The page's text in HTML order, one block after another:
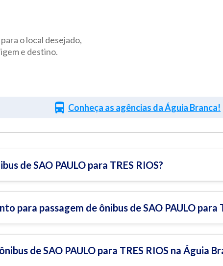
o local desejado,
e destino.
Conheça as agências da Águia Branca!
de SAO PAULO para TRES RIOS?
para passagem de ônibus de SAO PAULO para
de SAO PAULO para TRES RIOS na Águia